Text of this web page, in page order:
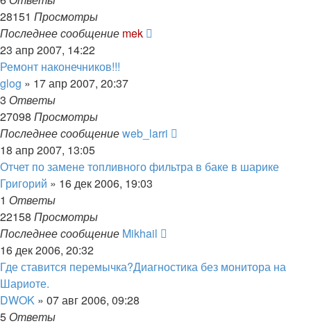
28151 Просмотры
Последнее сообщение mek
23 апр 2007, 14:22
Ремонт наконечников!!!
glog » 17 апр 2007, 20:37
3 Ответы
27098 Просмотры
Последнее сообщениеweb_larri
18 апр 2007, 13:05
Отчет по замене топливного фильтра в баке в шарике
Григорий » 16 дек 2006, 19:03
1 Ответы
22158 Просмотры
Последнее сообщение Mikhail
16 дек 2006, 20:32
Где ставится перемычка?Диагностика без монитора на
Шариоте.
DWOK » 07 авг 2006, 09:28
5 Ответы